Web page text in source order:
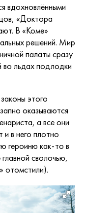
вдохновлёнными
«Доктора
В «Коме»
решений. Мир
палаты сразу
во льдах подлодки
этого
оказываются
а все они
в него плотно
героиню как-то в
главной сволочью,
отомстили).